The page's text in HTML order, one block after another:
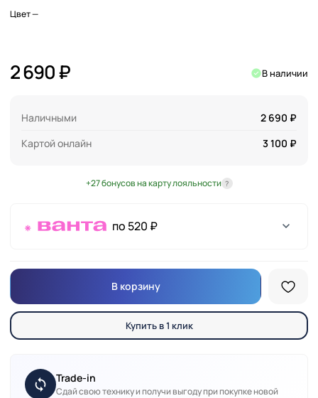
Цвет—
2 690 ₽ В наличии
Наличными
2 690 ₽
Картой онлайн
3 100 ₽
+27 бонусов на карту лояльности ?
по 520 ₽
В корзину
Купить в 1 клик
Trade-in
Сдай свою технику и получи выгоду при покупке новой